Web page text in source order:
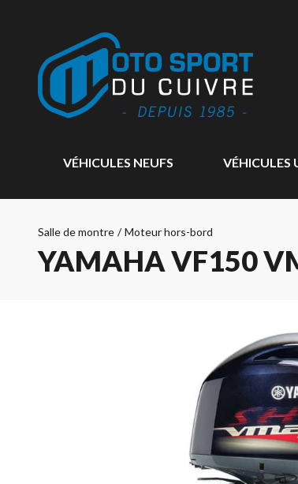
VÉHICULES NEUFS VÉHICULES
Salle de montre / Moteur hors-bord
YAMAHA VF150